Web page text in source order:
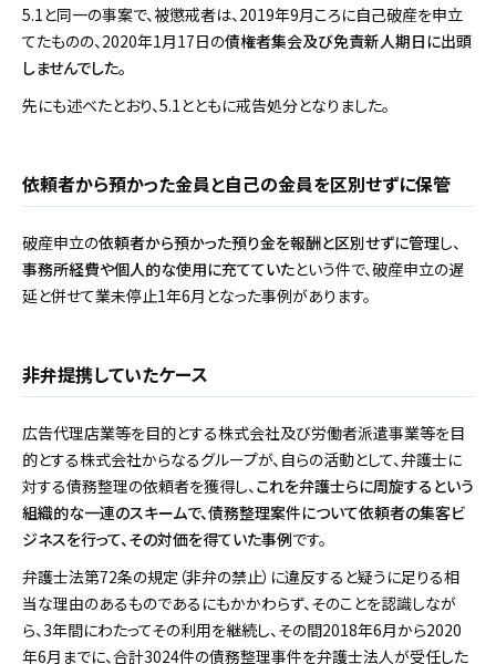
5.1と同一の事案で、被懲戒者は、2019年9月ころに自己破産を申立
てたものの、2020年1月17日の債権者集会及び免責新人期日に出頭
しませんでした。
先にも述べたとおり、5.1とともに戒告処分となりました。
依頼者から預かった金員と自己の金員を区別せずに保管
破産申立の依頼者から預かった預り金を報酬と区別せずに管理し、
事務所経費や個人的な使用に充てていたという件で、破産申立の遅
延と併せて業未停止1年6月となった事例があります。
非弁提携していたケース
広告代理店業等を目的とする株式会社及び労働者派遣事業等を目
的とする株式会社からなるグループが、自らの活動として、弁護士に
対する債務整理の依頼者を獲得し、 これを弁護士らに周旋するという
組織的な一連のスキームで、債務整理案件について依頼者の集客ビ
ジネスを行って、その対価を得ていた事例です。
弁護士法第72条の規定（非弁の禁止）に違反すると疑うに足りる相
当な理由のあるものであるにもかかわらず、そのことを認識しなが
ら、3年間にわたってその利用を継続し、その間2018年6月から2020
年6月までに、合計3024件の債務整理事件を弁護士法人が受任した